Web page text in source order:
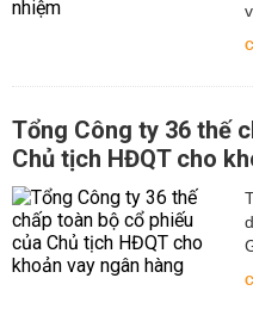
Tổng Công ty 36 thế
Chủ tịch HĐQT cho